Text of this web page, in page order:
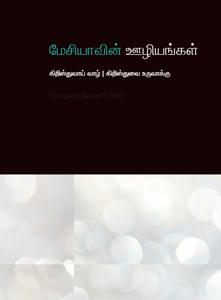
மேசியாவின் ஊழியங்கள்
கிறிஸ்துவாய் வாழ் | கிறிஸ்துவை உருவாக்கு
Company Name © 2015